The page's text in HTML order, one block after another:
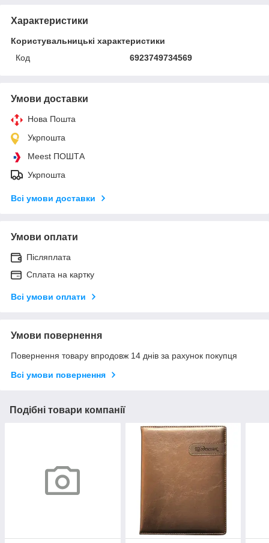
Характеристики
Користувальницькі характеристики
Код
6923749734569
Умови доставки
Нова Пошта
Укрпошта
Meest ПОШТА
Укрпошта
Всі умови доставки
Умови оплати
Післяплата
Сплата на картку
Всі умови оплати
Умови повернення
Повернення товару впродовж 14 днів за рахунок покупця
Всі умови повернення
Подібні товари компанії